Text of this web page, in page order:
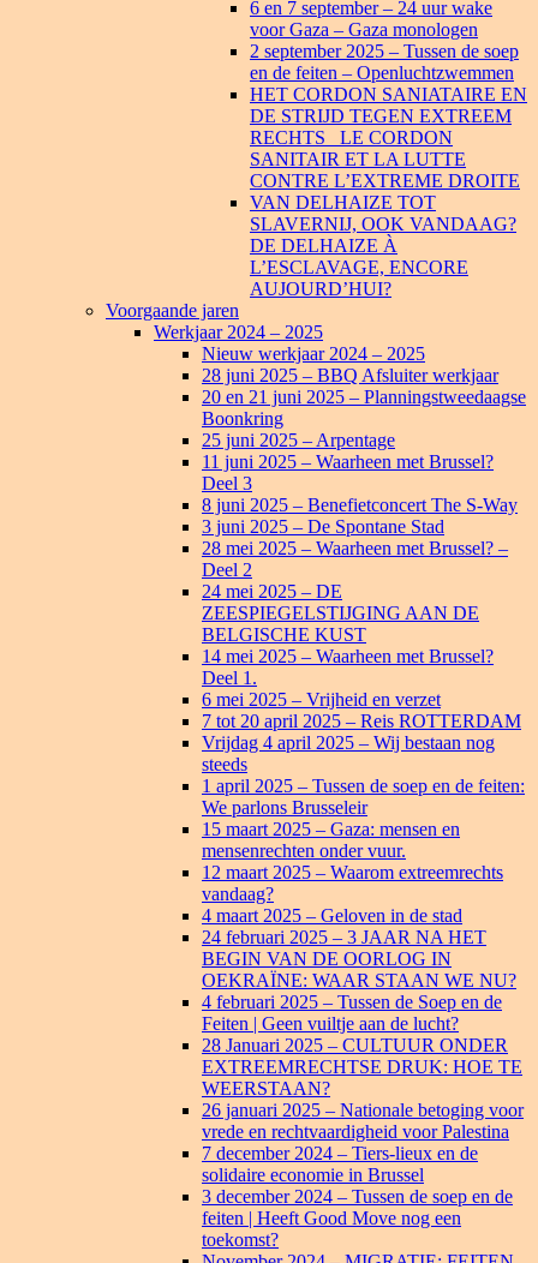
6 en 7 september – 24 uur wake
voor Gaza – Gaza monologen
2 september 2025 – Tussen de soep
en de feiten – Openluchtzwemmen
HET CORDON SANIATAIRE EN
DE STRIJD TEGEN EXTREEM
RECHTS _LE CORDON
SANITAIR ET LA LUTTE
CONTRE L’EXTREME DROITE
VAN DELHAIZE TOT
SLAVERNIJ, OOK VANDAAG?
DE DELHAIZE À
L’ESCLAVAGE, ENCORE
AUJOURD’HUI?
Voorgaande jaren
Werkjaar 2024 – 2025
Nieuw werkjaar 2024 – 2025
28 juni 2025 – BBQ Afsluiter werkjaar
20 en 21 juni 2025 – Planningstweedaagse
Boonkring
25 juni 2025 – Arpentage
11 juni 2025 – Waarheen met Brussel?
Deel 3
8 juni 2025 – Benefietconcert The S-Way
3 juni 2025 – De Spontane Stad
28 mei 2025 – Waarheen met Brussel? –
Deel 2
24 mei 2025 – DE
ZEESPIEGELSTIJGING AAN DE
BELGISCHE KUST
14 mei 2025 – Waarheen met Brussel?
Deel 1.
6 mei 2025 – Vrijheid en verzet
7 tot 20 april 2025 – Reis ROTTERDAM
Vrijdag 4 april 2025 – Wij bestaan nog
steeds
1 april 2025 – Tussen de soep en de feiten:
We parlons Brusseleir
15 maart 2025 – Gaza: mensen en
mensenrechten onder vuur.
12 maart 2025 – Waarom extreemrechts
vandaag?
4 maart 2025 – Geloven in de stad
24 februari 2025 – 3 JAAR NA HET
BEGIN VAN DE OORLOG IN
OEKRAÏNE: WAAR STAAN WE NU?
4 februari 2025 – Tussen de Soep en de
Feiten | Geen vuiltje aan de lucht?
28 Januari 2025 – CULTUUR ONDER
EXTREEMRECHTSE DRUK: HOE TE
WEERSTAAN?
26 januari 2025 – Nationale betoging voor
vrede en rechtvaardigheid voor Palestina
7 december 2024 – Tiers-lieux en de
solidaire economie in Brussel
3 december 2024 – Tussen de soep en de
feiten | Heeft Good Move nog een
toekomst?